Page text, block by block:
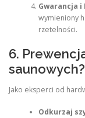
Gwarancja
wymieniony
rzetelności.
6.
saunowych?
Jako eksperci od
Odkurzaj